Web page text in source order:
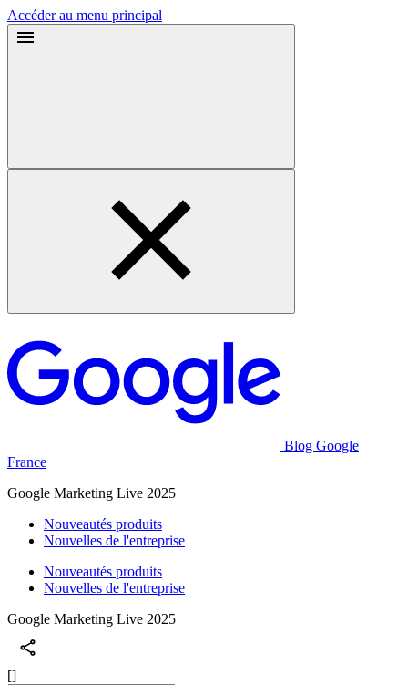
Accéder au menu principal
Blog Google
France
Google Marketing Live 2025
Nouveautés produits
Nouvelles de l'entreprise
Nouveautés produits
Nouvelles de l'entreprise
Google Marketing Live 2025
[]